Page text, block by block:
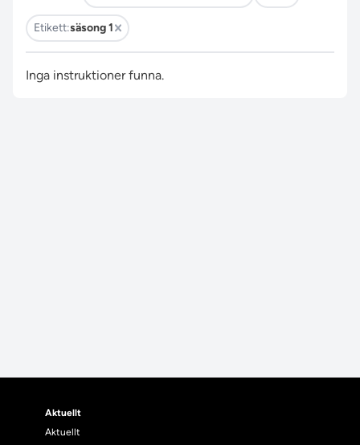
Etikett:säsong 1
Inga instruktioner funna.
Aktuellt
Aktuellt